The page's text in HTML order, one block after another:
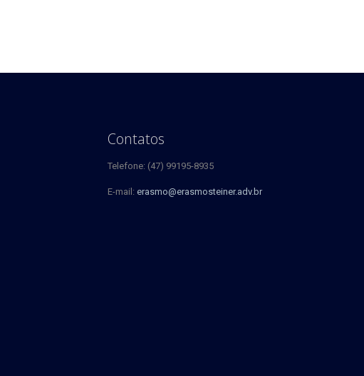
Contatos
Telefone: (47) 99195-8935
E-mail: erasmo@erasmosteiner.adv.br